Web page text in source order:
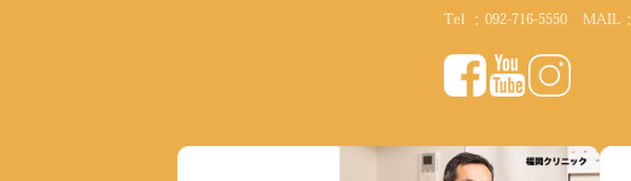
Tel ： 092-716-5550MAIL：